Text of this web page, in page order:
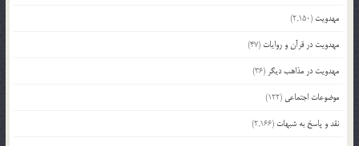
مهدویت (2,150)
مهدویت در قرآن و روایات (47)
مهدویت در مذاهب دیگر (36)
موضوعات اجتماعی (122)
نقد و پاسخ به شبهات (2,166)